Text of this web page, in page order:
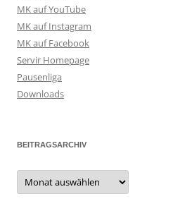
MK auf YouTube
MK auf Instagram
MK auf Facebook
Servir Homepage
Pausenliga
Downloads
BEITRAGSARCHIV
Beitragsarchiv